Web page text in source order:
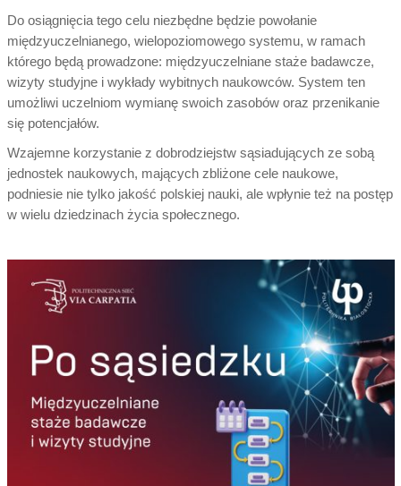
Do osiągnięcia tego celu niezbędne będzie powołanie
międzyuczelnianego, wielopoziomowego systemu, w ramach
którego będą prowadzone: międzyuczelniane staże badawcze,
wizyty studyjne i wykłady wybitnych naukowców. System ten
umożliwi uczelniom wymianę swoich zasobów oraz przenikanie
się potencjałów.
Wzajemne korzystanie z dobrodziejstw sąsiadujących ze sobą
jednostek naukowych, mających zbliżone cele naukowe,
podniesie nie tylko jakość polskiej nauki, ale wpłynie też na postęp
w wielu dziedzinach życia społecznego.